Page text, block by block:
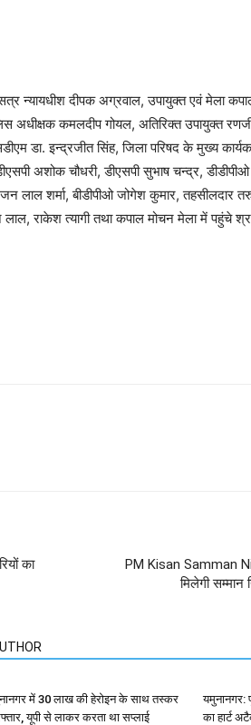
न्यायधीश दीपक अग्रवाल, उपायुक्त एवं मेला
अधीक्षक कमलदीप गोयल, अतिरिक्त उपायुक्त
डा. इन्द्रजीत सिंह, जिला परिषद के मुख्य
अशोक चौधरी, डीएसपी सुभाष चन्द्र,
लाल शर्मा, बीडीपीओ जोगेश कुमार, तहसीलदार
राकेश त्यागी तथा कपाल मोचन मेला में पहुंचे
का
PM Kisan Samman
मिलेगी
में 30 लाख की हेरोइन के साथ तस्कर
यूपी से लाकर करता था सप्लाई
यमुनानगर:
का हार्ट